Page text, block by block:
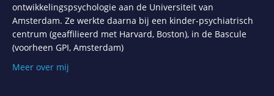
ontwikkelingspsychologie aan de Universiteit van
Amsterdam. Ze werkte daarna bij een kinder-psychiatrisch
centrum (geaffilieerd met Harvard, Boston), in de Bascule
(voorheen GPI, Amsterdam)
Meer over mij